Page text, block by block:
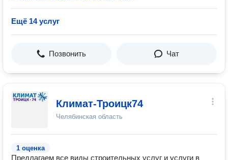
Ещё 14 услуг
Позвонить Чат
Климат-Троицк74
Челябинская область
1 оценка
Предлагаем все виды строительных услуг и услуги в